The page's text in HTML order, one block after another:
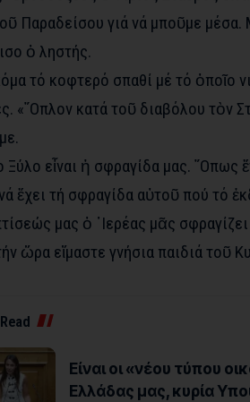
Παραδείσου γιά νά μποῦμε
ὁ ληστής.
τό κοφτερό σπαθί μέ τό ὁποῖο
«῞Οπλον κατά τοῦ διαβόλου τὸν
Ξύλο εἶναι ἡ σφραγίδα μας. ῞Οπως
ἔχει τή σφραγίδα αὐτοῦ πού τό
μας ὁ ῾Ιερέας μᾶς
ὥρα εἴμαστε γνήσια παιδιά τοῦ
Είναι οι «νέου τύπου
Ελλάδας μας, κυρία